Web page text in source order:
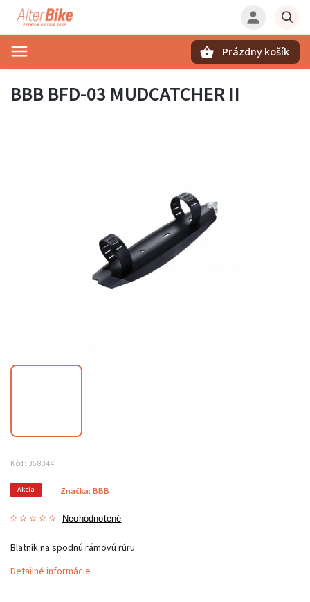
Prázdny košík
BBB BFD-03 MUDCATCHER II
Kód: 358344
Akcia
Neohodnotené
Značka: BBB
Blatník na spodnú rámovú rúru
Detailné informácie